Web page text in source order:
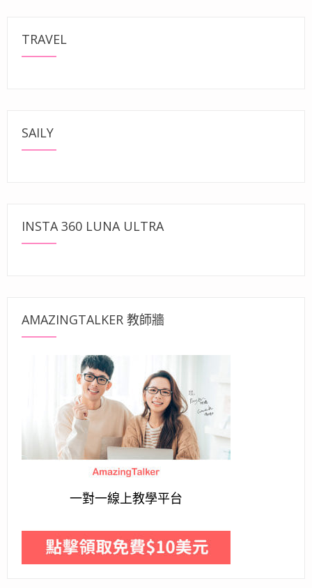
TRAVEL
SAILY
INSTA 360 LUNA ULTRA
AMAZINGTALKER 教師牆
一對一線上教學平台